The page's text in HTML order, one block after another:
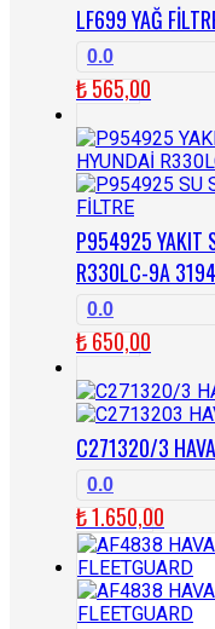
LF699 YAĞ
0.0
₺565,00
P954925 YAKIT
R330LC-9A
0.0
₺650,00
C271320/3
0.0
₺1.650,00